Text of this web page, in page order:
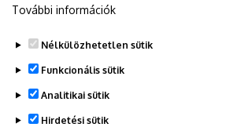
További információk
Nélkülözhetetlen sütik
Funkcionális sütik
Analitikai sütik
Hirdetési sütik